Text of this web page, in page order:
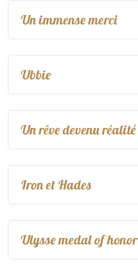
Un immense merci
Ubbie
Un rêve devenu réalité
Iron et Hades
Ulysse medal of honor